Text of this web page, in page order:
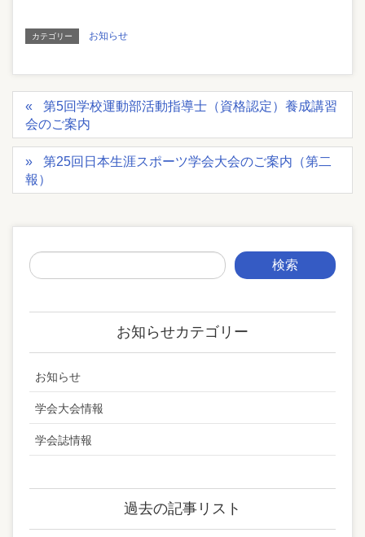
カテゴリー お知らせ
第5回学校運動部活動指導士（資格認定）養成講習
会のご案内
第25回日本生涯スポーツ学会大会のご案内（第二
報）
お知らせカテゴリー
お知らせ
学会大会情報
学会誌情報
過去の記事リスト